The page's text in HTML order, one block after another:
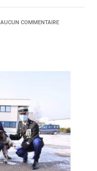
AUCUN COMMENTAIRE